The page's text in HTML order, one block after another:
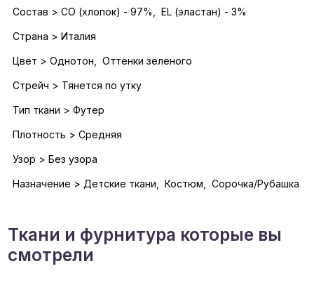
Состав > CO (хлопок) - 97%, EL (эластан) - 3%
Страна > Италия
Цвет > Однотон, Оттенки зеленого
Стрейч > Тянется по утку
Тип ткани > Футер
Плотность > Средняя
Узор > Без узора
Назначение > Детские ткани, Костюм, Сорочка/Рубашка
Ткани и фурнитура которые вы
смотрели